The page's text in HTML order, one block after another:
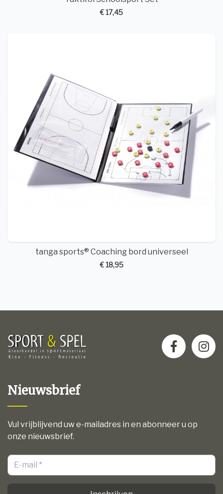
€ 17,45
tanga sports® Coaching bord universeel
€ 18,95
Nieuwsbrief
Vul vrijblijvend uw e-mailadres in en abonneer u op
onze nieuwsbrief.